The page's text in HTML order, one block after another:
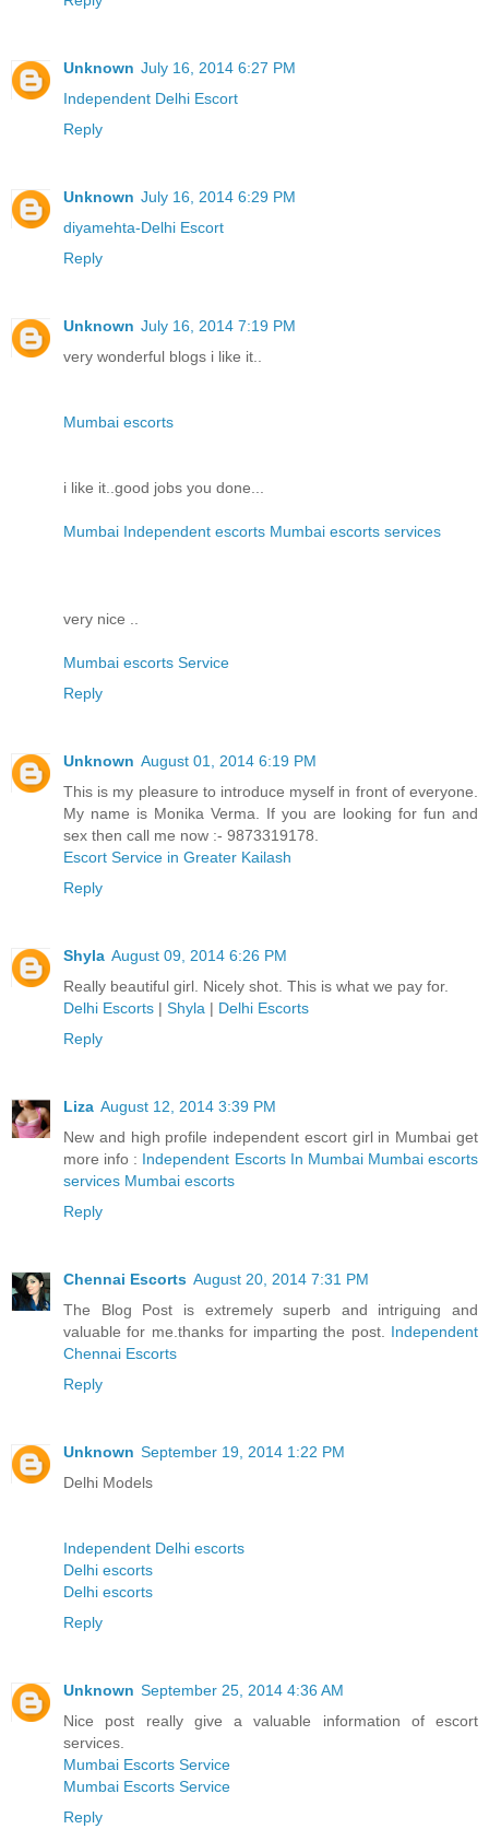
Unknown July 16, 2014 6:27 PM
Independent Delhi Escort
Reply
Unknown July 16, 2014 6:29 PM
diyamehta-Delhi Escort
Reply
Unknown July 16, 2014 7:19 PM
very wonderful blogs i like it..
Mumbai escorts
i like it..good jobs you done...
Mumbai Independent escorts Mumbai escorts services
very nice ..
Mumbai escorts Service
Reply
Unknown August 01, 2014 6:19 PM
This is my pleasure to introduce myself in front of everyone.
My name is Monika Verma. If you are looking for fun and
sex then call me now :- 9873319178.
Escort Service in Greater Kailash
Reply
Shyla August 09, 2014 6:26 PM
Really beautiful girl. Nicely shot. This is what we pay for.
Delhi Escorts | Shyla | Delhi Escorts
Reply
Liza August 12, 2014 3:39 PM
New and high profile independent escort girl in Mumbai get
more info : Independent Escorts In Mumbai Mumbai escorts
services Mumbai escorts
Reply
Chennai Escorts August 20, 2014 7:31 PM
The Blog Post is extremely superb and intriguing and
valuable for me.thanks for imparting the post. Independent
Chennai Escorts
Reply
Unknown September 19, 2014 1:22 PM
Delhi Models
Independent Delhi escorts
Delhi escorts
Delhi escorts
Reply
Unknown September 25, 2014 4:36 AM
Nice post really give a valuable information of escort
services.
Mumbai Escorts Service
Mumbai Escorts Service
Reply